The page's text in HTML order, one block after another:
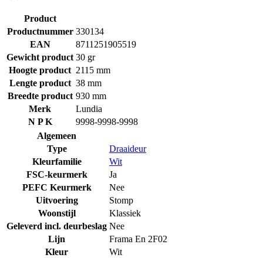
Product
Productnummer 330134
EAN
8711251905519
Gewicht product 30 gr
Hoogte product 2115 mm
Lengte product 38 mm
Breedte product 930 mm
Merk
Lundia
N P K
9998-9998-9998
Algemeen
Type
Draaideur
Kleurfamilie
Wit
FSC-keurmerk
Ja
PEFC Keurmerk
Nee
Uitvoering
Stomp
Woonstijl
Klassiek
Geleverd incl. deurbeslag Nee
Lijn
Frama En 2F02
Kleur
Wit